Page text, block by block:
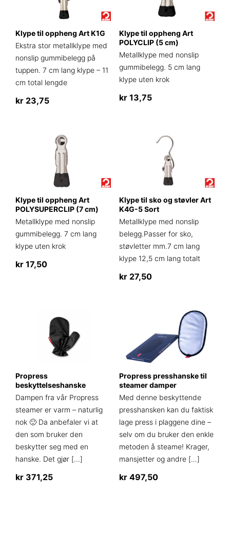
Klype til oppheng Art K1G
Ekstra stor metallklype med
nonslip gummibelegg på
tuppen. 7 cm lang klype – 11
cm total lengde
kr 23,75
Klype til oppheng Art
POLYCLIP (5 cm)
Metallklype med nonslip
gummibelegg. 5 cm lang
klype uten krok
kr13,75
Klype til oppheng Art
POLYSUPERCLIP (7 cm)
Metallklype med nonslip
gummibelegg. 7 cm lang
klype uten krok
kr 17,50
Klype til sko og støvler Art
K4G-5 Sort
Metallklype med nonslip
belegg.Passer for sko,
støvletter mm.7 cm lang
klype 12,5 cm lang totalt
kr27,50
Propress
beskyttelseshanske
Dampen fra vår Propress
steamer er varm – naturlig
nok 🙂 Da anbefaler vi at
den som bruker den
beskytter seg med en
hanske. Det gjør […]
kr 371,25
Propress presshanske til
steamer damper
Med denne beskyttende
presshansken kan du faktisk
lage press i plaggene dine –
selv om du bruker den enkle
metoden å steame! Krager,
mansjetter og andre[…]
kr497,50